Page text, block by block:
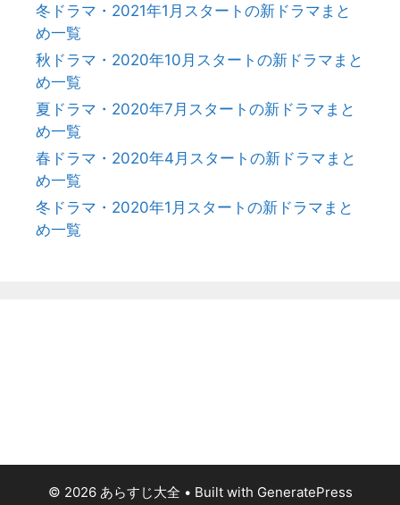
冬ドラマ・2021年1月スタートの新ドラマまと
め一覧
秋ドラマ・2020年10月スタートの新ドラマまと
め一覧
夏ドラマ・2020年7月スタートの新ドラマまと
め一覧
春ドラマ・2020年4月スタートの新ドラマまと
め一覧
冬ドラマ・2020年1月スタートの新ドラマまと
め一覧
© 2026 あらすじ大全 • Built with GeneratePress